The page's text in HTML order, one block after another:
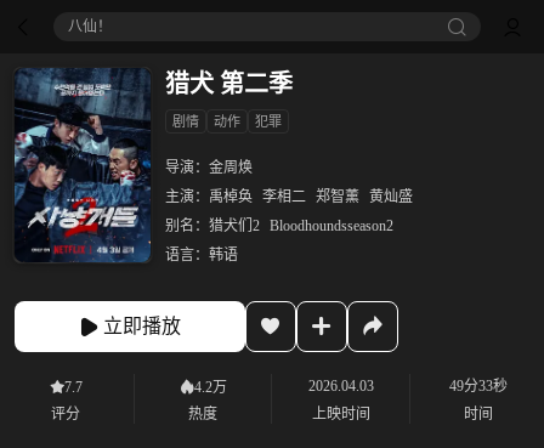
八仙！
猎犬 第二季
剧情 动作 犯罪
导演： 金周焕
主演： 禹棹奂 李相二 郑智薰 黄灿盛
别名： 猎犬们2 Bloodhoundsseason2
语言： 韩语
立即播放
7.7
评分
4.2万
热度
2026.04.03
上映时间
49分33秒
时间